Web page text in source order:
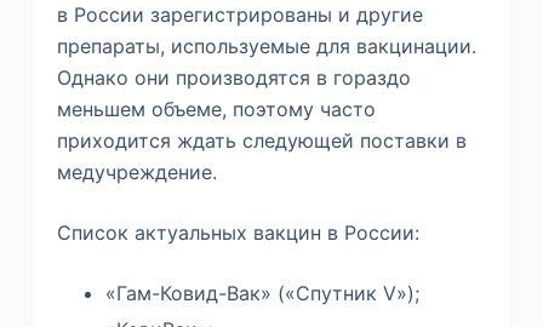
в России зарегистрированы и другие
препараты, используемые для вакцинации.
Однако они производятся в гораздо
меньшем объеме, поэтому часто
приходится ждать следующей поставки в
медучреждение.
Список актуальных вакцин в России:
«Гам-Ковид-Вак» («Спутник V»);